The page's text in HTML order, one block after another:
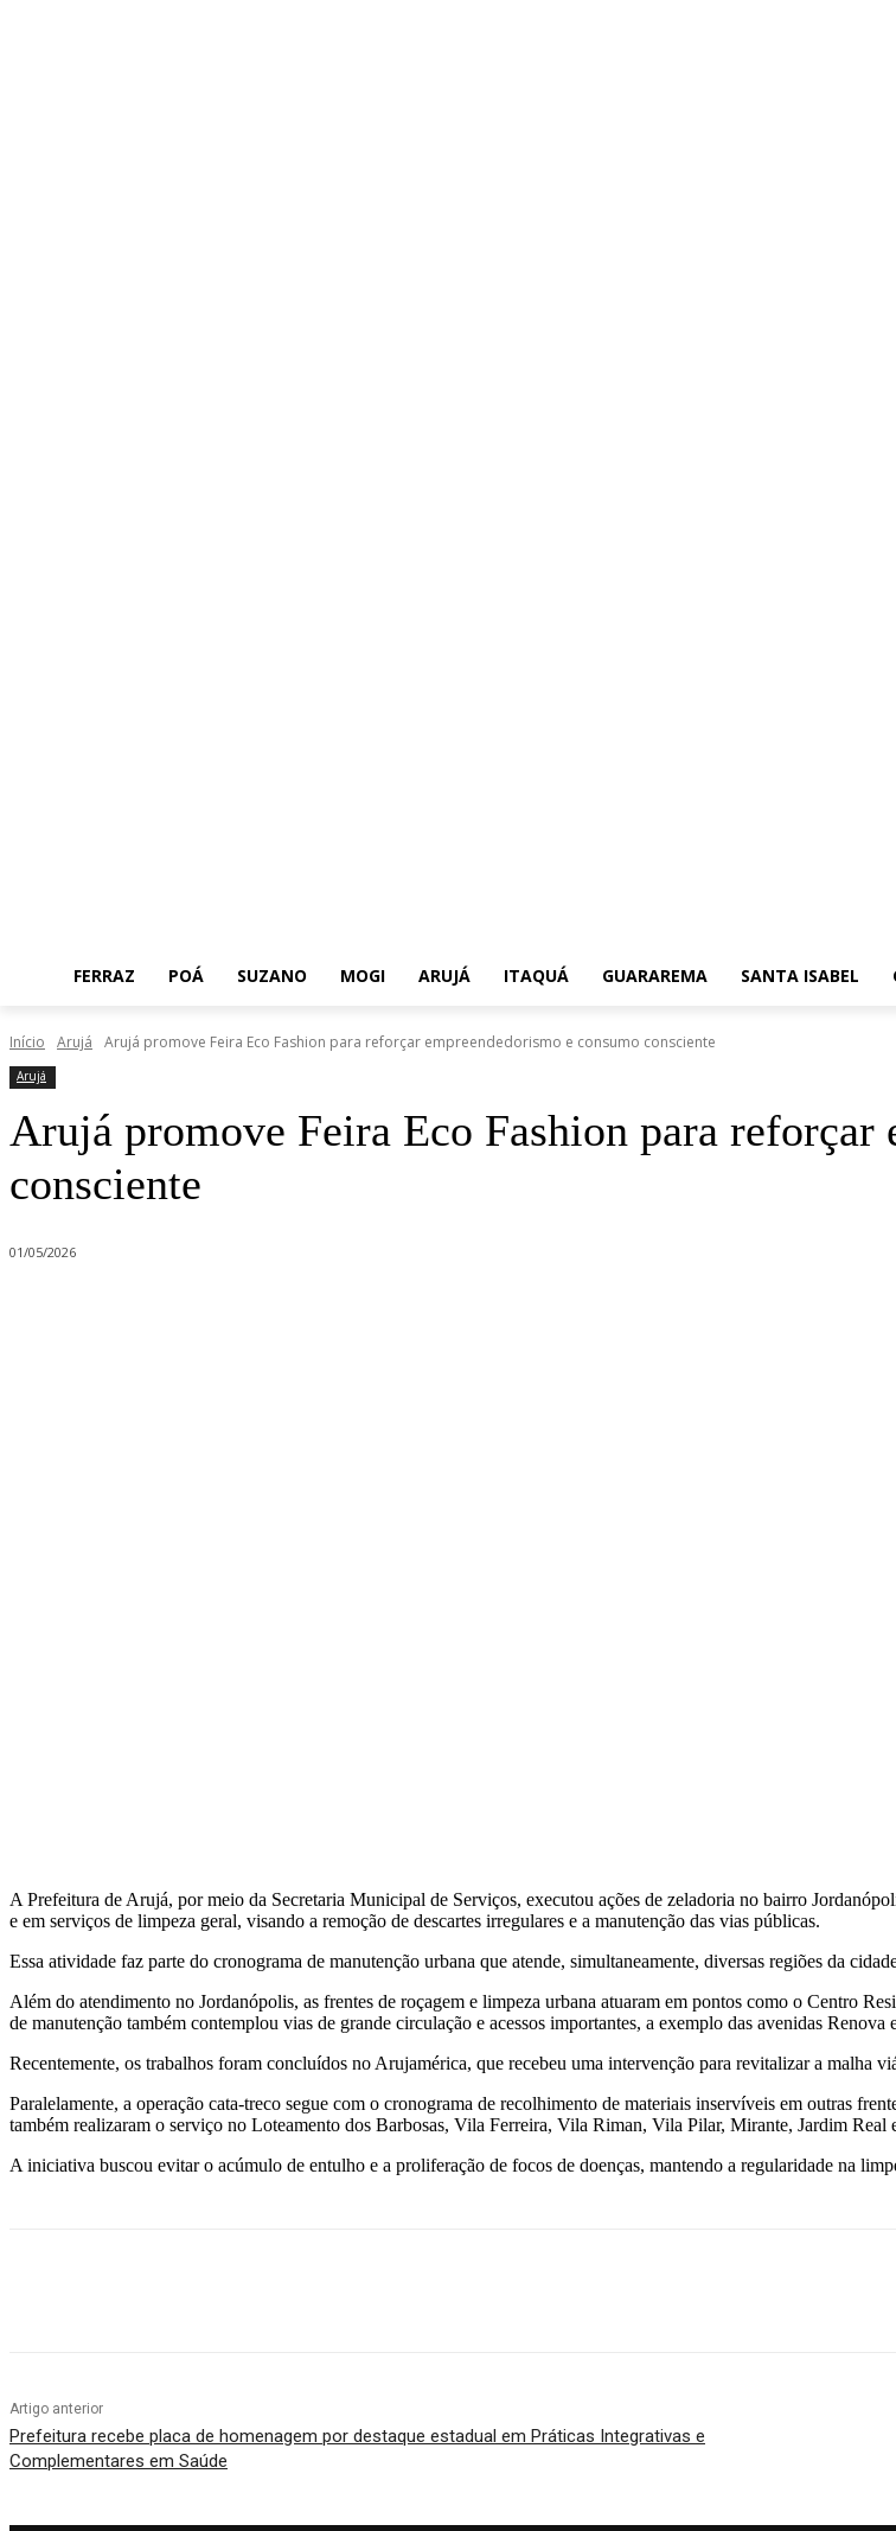
FERRAZ POÁ SUZANO MOGI ARUJÁ ITAQUÁ GUARAREMA SANTA ISABEL
Início Arujá Arujá promove Feira Eco Fashion para reforçar empreendedorismo e consumo consciente
Arujá
Arujá promove Feira Eco Fashion para reforçar
consciente
01/05/2026
A Prefeitura de Arujá, por meio da Secretaria Municipal de Serviços, executou ações de zeladoria no bairro
e em serviços de limpeza geral, visando a remoção de descartes irregulares e a manutenção das vias públicas.
Essa atividade faz parte do cronograma de manutenção urbana que atende, simultaneamente, diversas regiões da
Além do atendimento no Jordanópolis, as frentes de roçagem e limpeza urbana atuaram em pontos como o Centro
de manutenção também contemplou vias de grande circulação e acessos importantes, a exemplo das avenidas
Recentemente, os trabalhos foram concluídos no Arujamérica, que recebeu uma intervenção para revitalizar a malha
Paralelamente, a operação cata-treco segue com o cronograma de recolhimento de materiais inservíveis em outras
também realizaram o serviço no Loteamento dos Barbosas, Vila Ferreira, Vila Riman, Vila Pilar, Mirante, Jardim Real
A iniciativa buscou evitar o acúmulo de entulho e a proliferação de focos de doenças, mantendo a regularidade na
Artigo anterior
Prefeitura recebe placa de homenagem por destaque estadual em Práticas Integrativas e
Complementares em Saúde